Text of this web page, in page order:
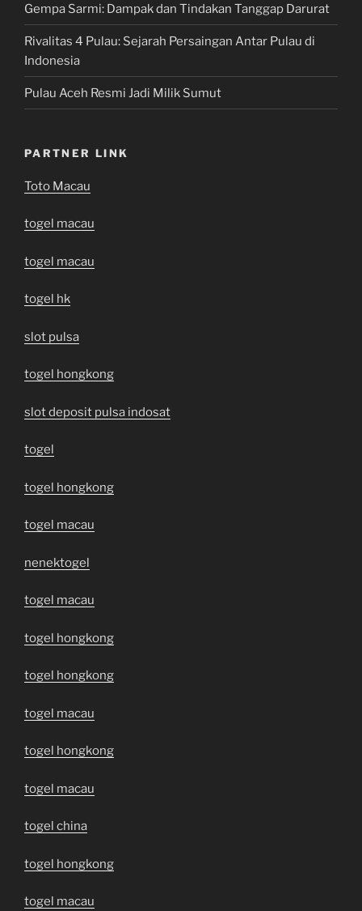
Gempa Sarmi: Dampak dan Tindakan Tanggap Darurat
Rivalitas 4 Pulau: Sejarah Persaingan Antar Pulau di
Indonesia
Pulau Aceh Resmi Jadi Milik Sumut
PARTNER LINK
Toto Macau
togel macau
togel macau
togel hk
slot pulsa
togel hongkong
slot deposit pulsa indosat
togel
togel hongkong
togel macau
nenektogel
togel macau
togel hongkong
togel hongkong
togel macau
togel hongkong
togel macau
togel china
togel hongkong
togel macau